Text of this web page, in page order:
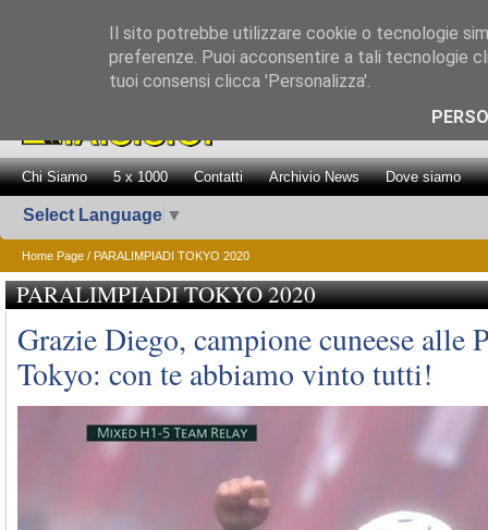
Promozione
Chi Siamo 5 x 1000 Contatti Archivio News Dove siamo
Select Language ▼
Home Page / PARALIMPIADI TOKYO 2020
PARALIMPIADI TOKYO 2020
Grazie Diego, campione cuneese alle
Tokyo: con te abbiamo vinto tutti!
Il sito potrebbe utilizzare cookie o tecnologie
preferenze. Puoi acconsentire a tali tecnologie
tuoi consensi clicca 'Personalizza'.